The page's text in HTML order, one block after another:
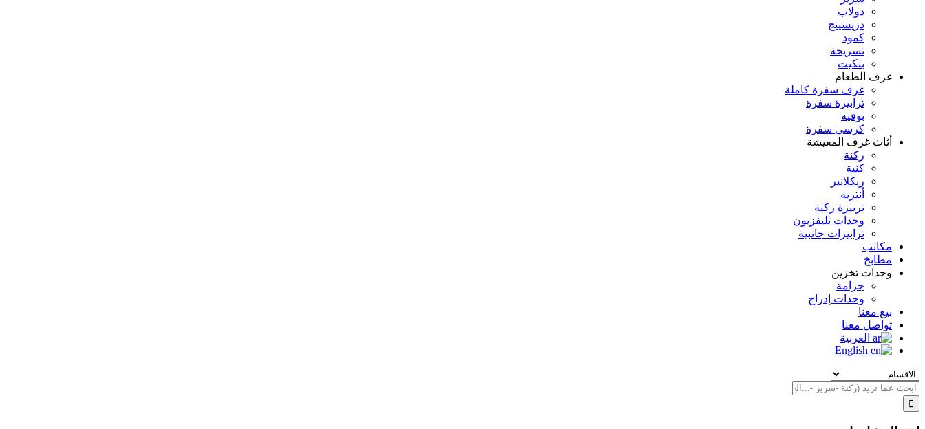
دولاب
دريسينج
كمود
تسريحة
بنكيت
غرف الطعام
غرف سفرة كاملة
ترابيزة سفرة
بوفيه
كرسي سفرة
أثاث غرف المعيشة
ركنة
كنبة
ريكلانير
أنتريه
تربيزة ركنة
وحدات تليفزيون
ترابيزات جانبية
مكاتب
مطابخ
وحدات تخزين
جزامة
وحدات إدراج
بيع معنا
تواصل معنا
العربية
English